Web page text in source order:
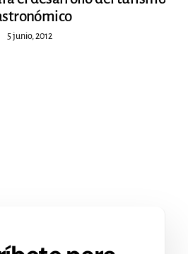
5 junio, 2012